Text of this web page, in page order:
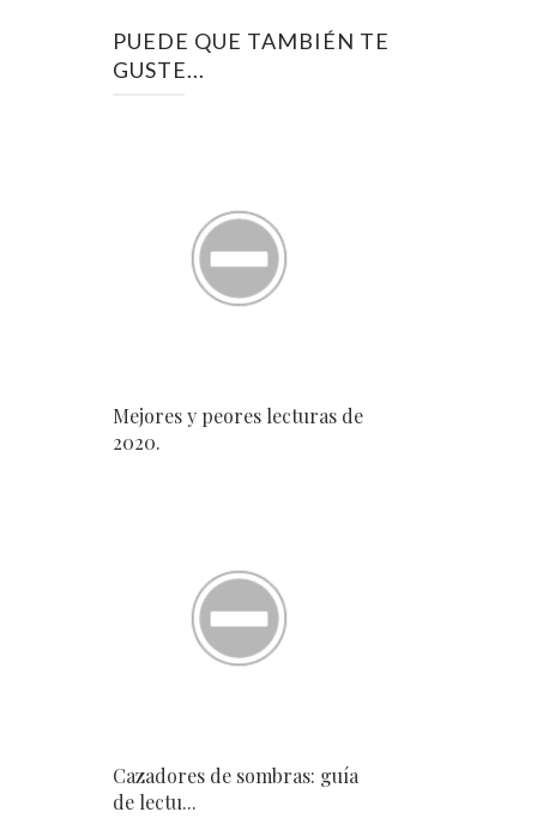
PUEDE QUE TAMBIÉN TE
GUSTE...
Mejores y peores lecturas de
2020.
Cazadores de sombras: guía
de lectu...